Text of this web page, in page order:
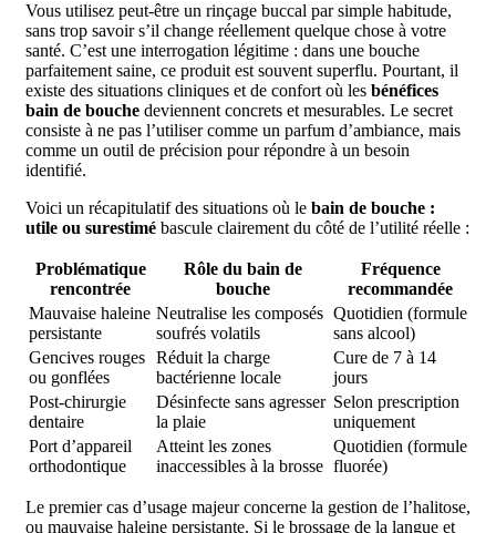
Vous utilisez peut-être un rinçage buccal par simple habitude,
sans trop savoir s’il change réellement quelque chose à votre
santé. C’est une interrogation légitime : dans une bouche
parfaitement saine, ce produit est souvent superflu. Pourtant, il
existe des situations cliniques et de confort où les bénéfices
bain de bouche deviennent concrets et mesurables. Le secret
consiste à ne pas l’utiliser comme un parfum d’ambiance, mais
comme un outil de précision pour répondre à un besoin
identifié.
Voici un récapitulatif des situations où le bain de bouche :
utile ou surestimé bascule clairement du côté de l’utilité réelle :
Problématique
rencontrée
Rôle du bain de
bouche
Fréquence
recommandée
Mauvaise haleine
persistante
Neutralise les composés
soufrés volatils
Quotidien (formule
sans alcool)
Gencives rouges
ou gonflées
Réduit la charge
bactérienne locale
Cure de 7 à 14
jours
Post-chirurgie
dentaire
Désinfecte sans agresser
la plaie
Selon prescription
uniquement
Port d’appareil
orthodontique
Atteint les zones
inaccessibles à la brosse
Quotidien (formule
fluorée)
Le premier cas d’usage majeur concerne la gestion de l’halitose,
ou mauvaise haleine persistante. Si le brossage de la langue et